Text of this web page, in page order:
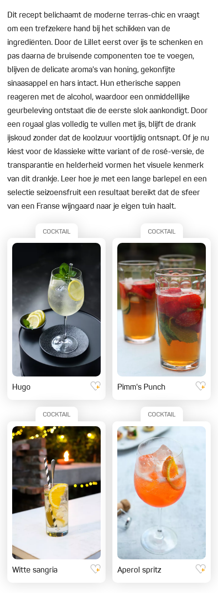
Dit recept belichaamt de moderne terras-chic en vraagt
om een trefzekere hand bij het schikken van de
ingrediënten. Door de Lillet eerst over ijs te schenken en
pas daarna de bruisende componenten toe te voegen,
blijven de delicate aroma's van honing, gekonfijte
sinaasappel en hars intact. Hun etherische sappen
reageren met de alcohol, waardoor een onmiddellijke
geurbeleving ontstaat die de eerste slok aankondigt. Door
een royaal glas volledig te vullen met ijs, blijft de drank
ijskoud zonder dat de koolzuur voortijdig ontsnapt. Of je nu
kiest voor de klassieke witte variant of de rosé-versie, de
transparantie en helderheid vormen het visuele kenmerk
van dit drankje. Leer hoe je met een lange barlepel en een
selectie seizoensfruit een resultaat bereikt dat de sfeer
van een Franse wijngaard naar je eigen tuin haalt.
COCKTAIL
Hugo
COCKTAIL
Pimm's Punch
COCKTAIL
Witte sangria
COCKTAIL
Aperol spritz